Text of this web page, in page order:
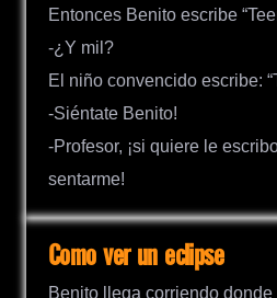
Entonces Benito escribe
-¿Y mil?
El niño convencido escribe:
-Siéntate Benito!
-Profesor, ¡si quiere le
sentarme!
Como ver un eclipse
Benito llega corriendo